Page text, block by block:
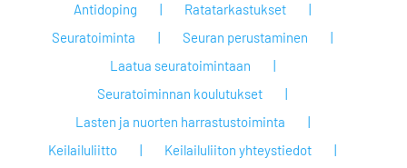
Antidoping
Ratatarkastukset
Seuratoiminta
Seuran perustaminen
Laatua seuratoimintaan
Seuratoiminnan koulutukset
Lasten ja nuorten harrastustoiminta
Keilailuliitto
Keilailuliiton yhteystiedot